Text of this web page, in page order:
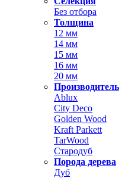
Без отбора
Толщина
12 мм
14 мм
15 мм
16 мм
20 мм
Производитель
Ablux
City Deco
Golden Wood
Kraft Parkett
TarWood
Стародуб
Порода дерева
Дуб